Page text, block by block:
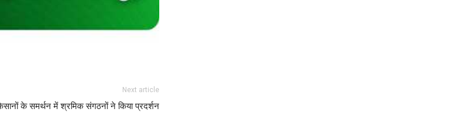
Next article
के समर्थन में श्रमिक संगठनों ने किया प्रदर्शन